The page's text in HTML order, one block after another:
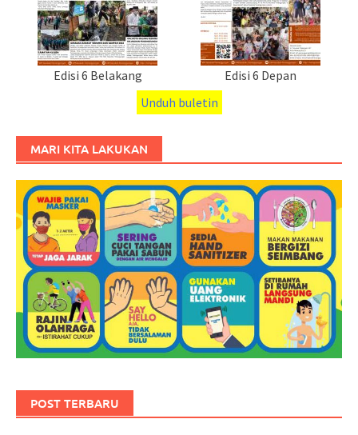
Edisi 6 Belakang
Edisi 6 Depan
Unduh buletin
MARI KITA LAKUKAN
POST TERBARU